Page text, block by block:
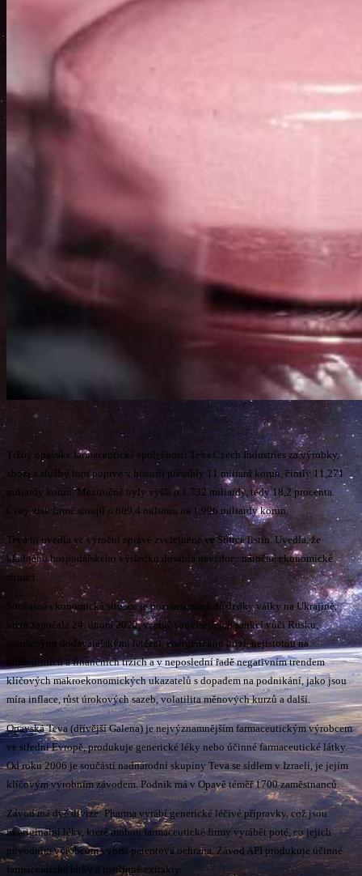
Tržby opavské farmaceutické společnosti Teva Czech Industries za výrobky,
zboží a služby loni poprvé v historii přesáhly 11 miliard korun, činily 11,271
miliardy korun. Meziročně byly vyšší o 1,732 miliardy, tedy 18,2 procenta.
Čistý zisk firmě stoupl o 809,4 milionu na 1,996 miliardy korun.
Teva to uvedla ve výroční zprávě zveřejněné ve Sbírce listin. Uvedla, že
kladného hospodářského výsledku dosáhla navzdory náročné ekonomické
situaci.
Současná ekonomická situace je poznamenaná důsledky války na Ukrajině,
která započala 24. února 2022, včetně souvisejících sankcí vůči Rusku,
narušenými dodavatelskými řetězci, energetickou krizí, nejistotou na
komoditních a finančních trzích a v neposlední řadě negativním trendem
klíčových makroekonomických ukazatelů s dopadem na podnikání, jako jsou
míra inflace, růst úrokových sazeb, volatilita měnových kurzů a další.
Opavská Teva (dřívější Galena) je nejvýznamnějším farmaceutickým výrobcem
ve střední Evropě, produkuje generické léky nebo účinné farmaceutické látky.
Od roku 2006 je součástí nadnárodní skupiny Teva se sídlem v Izraeli, je jejím
klíčovým výrobním závodem. Podnik má v Opavě téměř 1700 zaměstnanců.
Závod má dvě divize: Pharma vyrábí generické léčivé přípravky, což jsou
neoriginální léky, které mohou farmaceutické firmy vyrábět poté, co jejich
původním výrobcům vyprší patentová ochrana. Závod API produkuje účinné
farmaceutické látky a rostlinné extrakty.